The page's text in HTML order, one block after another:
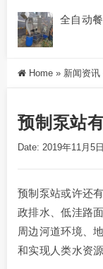
全自动
Home » 新闻资讯
预制泵站
Date: 2019年11月5
预制泵站或许还
政排水、低洼路
周边河道环境、
和实现人类水资